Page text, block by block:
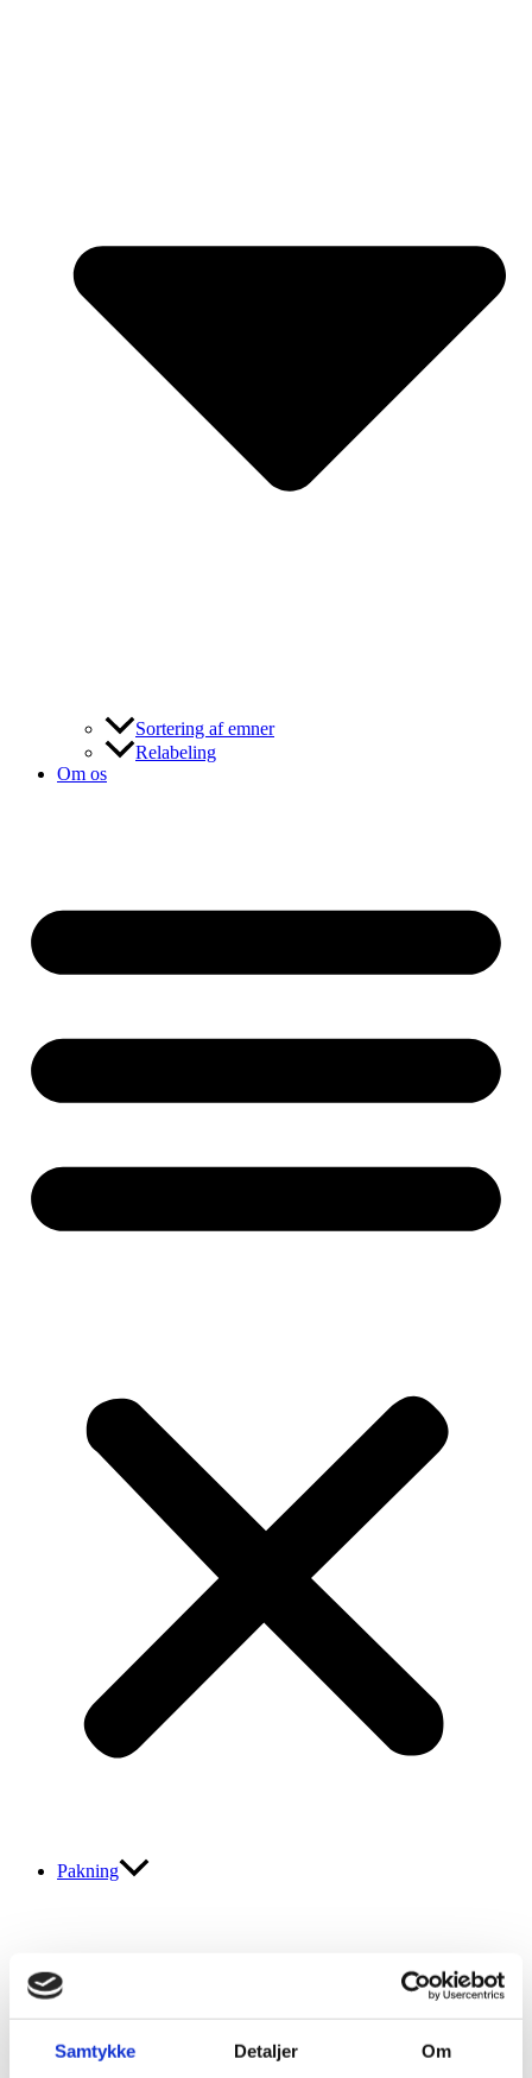
Samtykke Detaljer Om
Sortering af emner
Relabeling
Om os
Pakning